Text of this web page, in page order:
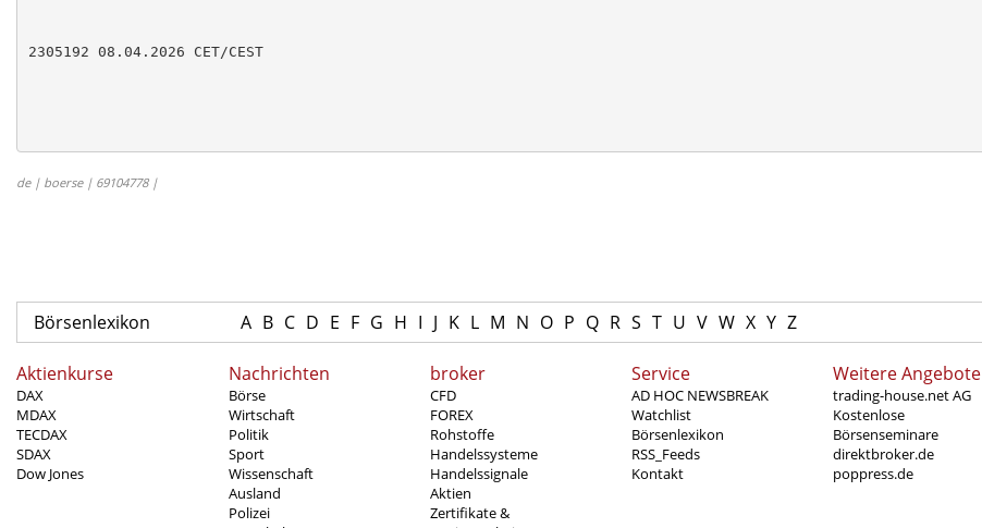
2305192 08.04.2026 CET/CEST
de | boerse | 69104778 |
Börsenlexikon A B C D E F G H I J K L M N O P Q R S T U V W X Y Z
Aktienkurse
DAX
MDAX
TECDAX
SDAX
Dow Jones
Nachrichten
Börse
Wirtschaft
Politik
Sport
Wissenschaft
Ausland
Polizei
broker
CFD
FOREX
Rohstoffe
Handelssysteme
Handelssignale
Aktien
Zertifikate &
Service
AD HOC NEWSBREAK
Watchlist
Börsenlexikon
RSS_Feeds
Kontakt
Weitere Angebote
trading-house.net AG
Kostenlose
Börsenseminare
direktbroker.de
poppress.de